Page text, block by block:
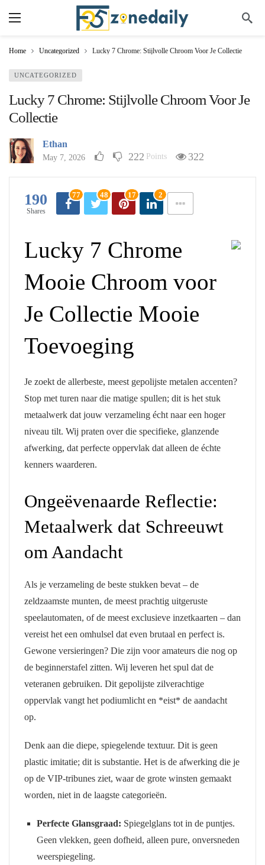
Home Uncategorized Lucky 7 Chrome: Stijlvolle Chroom Voor Je Collectie
UNCATEGORIZED
Lucky 7 Chrome: Stijlvolle Chroom Voor Je
Collectie
Ethan
May 7, 2026 222 Points 322
190
Shares
77 48 17 2
Lucky 7 Chrome
Mooie Chroom voor
Je Collectie Mooie
Toevoeging
Je zoekt de allerbeste, meest gepolijste metalen accenten?
Stop met turen naar die matige spullen; dit is het stuk
metaalwerk dat jouw verzameling écht naar een hoger
niveau tilt. Wij praten over die specifieke, glanzende
afwerking, dat perfecte oppervlak dat alleen de échte
kenners waarderen.
Ongeëvenaarde Reflectie:
Metaalwerk dat Schreeuwt
om Aandacht
Als je verzameling de beste stukken bevat – de
zeldzaamste munten, de meest prachtig uitgeruste
speelautomaten, of de meest exclusieve inzetkaarten – dan
vereist het een omhulsel dat even brutaal en perfect is.
Gewone versieringen? Die zijn voor amateurs die nog op
de beginnerstafel zitten. Wij leveren het spul dat de
veteranen gebruiken. Dit gepolijste zilverachtige
oppervlak vangt het podiumlicht en *eist* de aandacht
op.
Denk aan die diepe, spiegelende textuur. Dit is geen
plastic imitatie; dit is substantie. Het is de afwerking die je
op de VIP-tribunes ziet, waar de grote winsten gemaakt
worden, niet in de laagste categorieën.
Perfecte Glansgraad: Spiegelglans tot in de puntjes.
Geen vlekken, geen dofheid, alleen pure, onversneden
weerspiegeling.